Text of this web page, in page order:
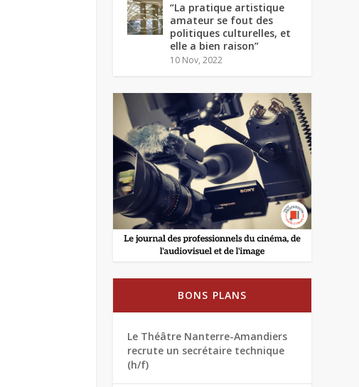
“La pratique artistique
amateur se fout des
politiques culturelles, et
elle a bien raison”
10 Nov, 2022
BONS PLANS
Le Théâtre Nanterre-Amandiers
recrute un secrétaire technique
(h/f)